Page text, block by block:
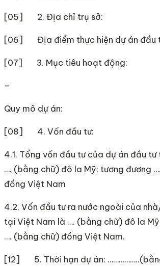
[05] 2. Địa chỉ trụ sở:
[06] Địa điểm thực hiện dự án đầu
[07] 3. Mục tiêu hoạt động:
–
Quy mô dự án:
[08] 4. Vốn đầu tư:
4.1. Tổng vốn đầu tư của dự án đầu
…. (bằng chữ) đô la Mỹ; tương đương
đồng Việt Nam
4.2. Vốn đầu tư ra nước ngoài của
tại Việt Nam là …. (bằng chữ) đô la
…. (bằng chữ) đồng Việt Nam.
[12] 5. Thời hạn dự án: